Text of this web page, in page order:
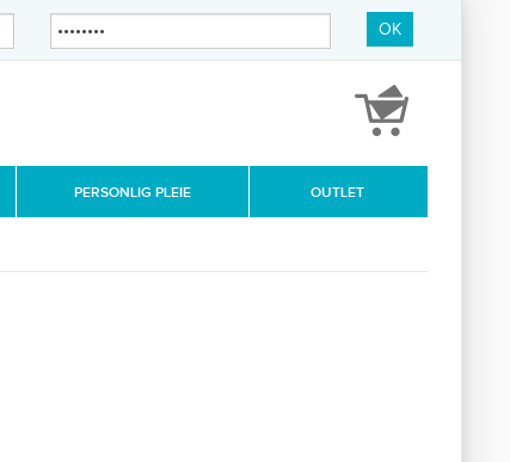
OK
PERSONLIG PLEIE OUTLET